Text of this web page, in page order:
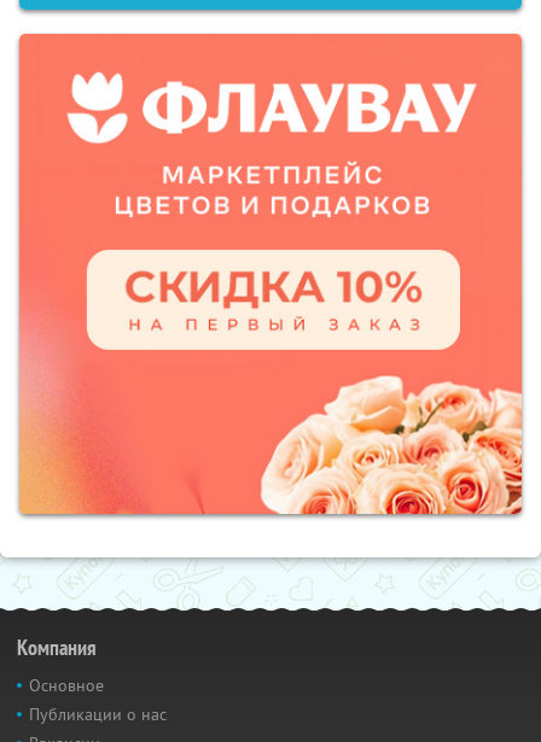
Компания
Основное
Публикации о нас